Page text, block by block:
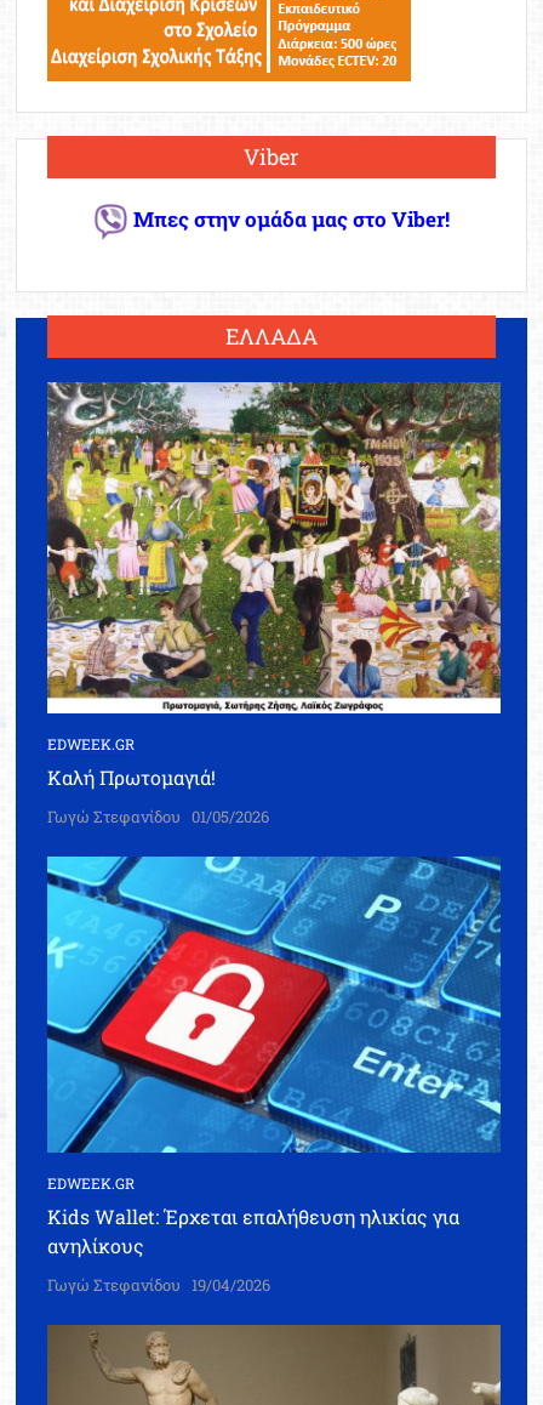
Viber
Μπες στην ομάδα μας στο Viber!
ΕΛΛΑΔΑ
EDWEEK.GR
Καλή Πρωτομαγιά!
Γωγώ Στεφανίδου 01/05/2026
EDWEEK.GR
Kids Wallet: Έρχεται επαλήθευση ηλικίας για
ανηλίκους
Γωγώ Στεφανίδου 19/04/2026